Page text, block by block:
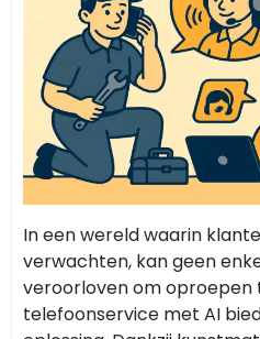
In een wereld waarin
verwachten, kan geen
veroorloven om oproepen
telefoonservice met AI